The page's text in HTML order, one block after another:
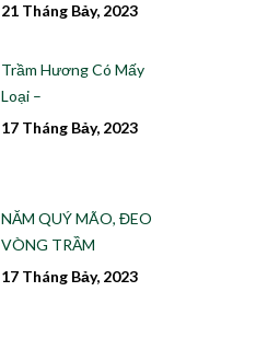
21 Tháng Bảy, 2023
Trầm Hương Có Mấy
Loại –
17 Tháng Bảy, 2023
NĂM QUÝ MÃO, ĐEO
VÒNG TRẦM
17 Tháng Bảy, 2023